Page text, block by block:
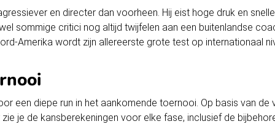
en directer dan voorheen. Hij eist hoge druk en
sommige critici nog altijd twijfelen aan een buitenlandse
Amerika wordt zijn allereerste grote test op internationaal
een diepe run in het aankomende toernooi. Op basis van
je de kansberekeningen voor elke fase, inclusief de